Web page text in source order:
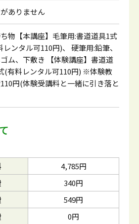
ありません
物【本講座】毛筆用:書道道具1式
レンタル可110円)、 硬筆用:鉛筆、
ム、下敷き 【体験講座】書道道
(有料レンタル可110円) ※体験教
円(体験受講料と一緒に引き落と
4,785円
340円
549円
0円